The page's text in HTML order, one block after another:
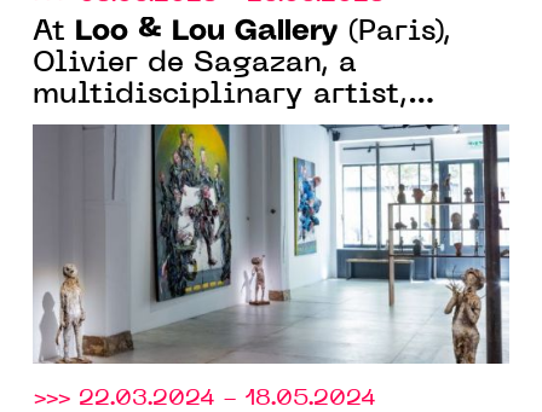
At Loo & Lou Gallery (Paris),
Olivier de Sagazan, a
multidisciplinary artist,
continues his large-format
research into body and matter.
>>> 22.03.2024 - 18.05.2024